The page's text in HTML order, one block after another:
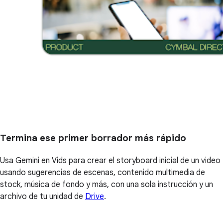
Termina ese primer borrador más rápido
Usa Gemini en Vids para crear el storyboard inicial de un video
usando sugerencias de escenas, contenido multimedia de
stock, música de fondo y más, con una sola instrucción y un
archivo de tu unidad de Drive.